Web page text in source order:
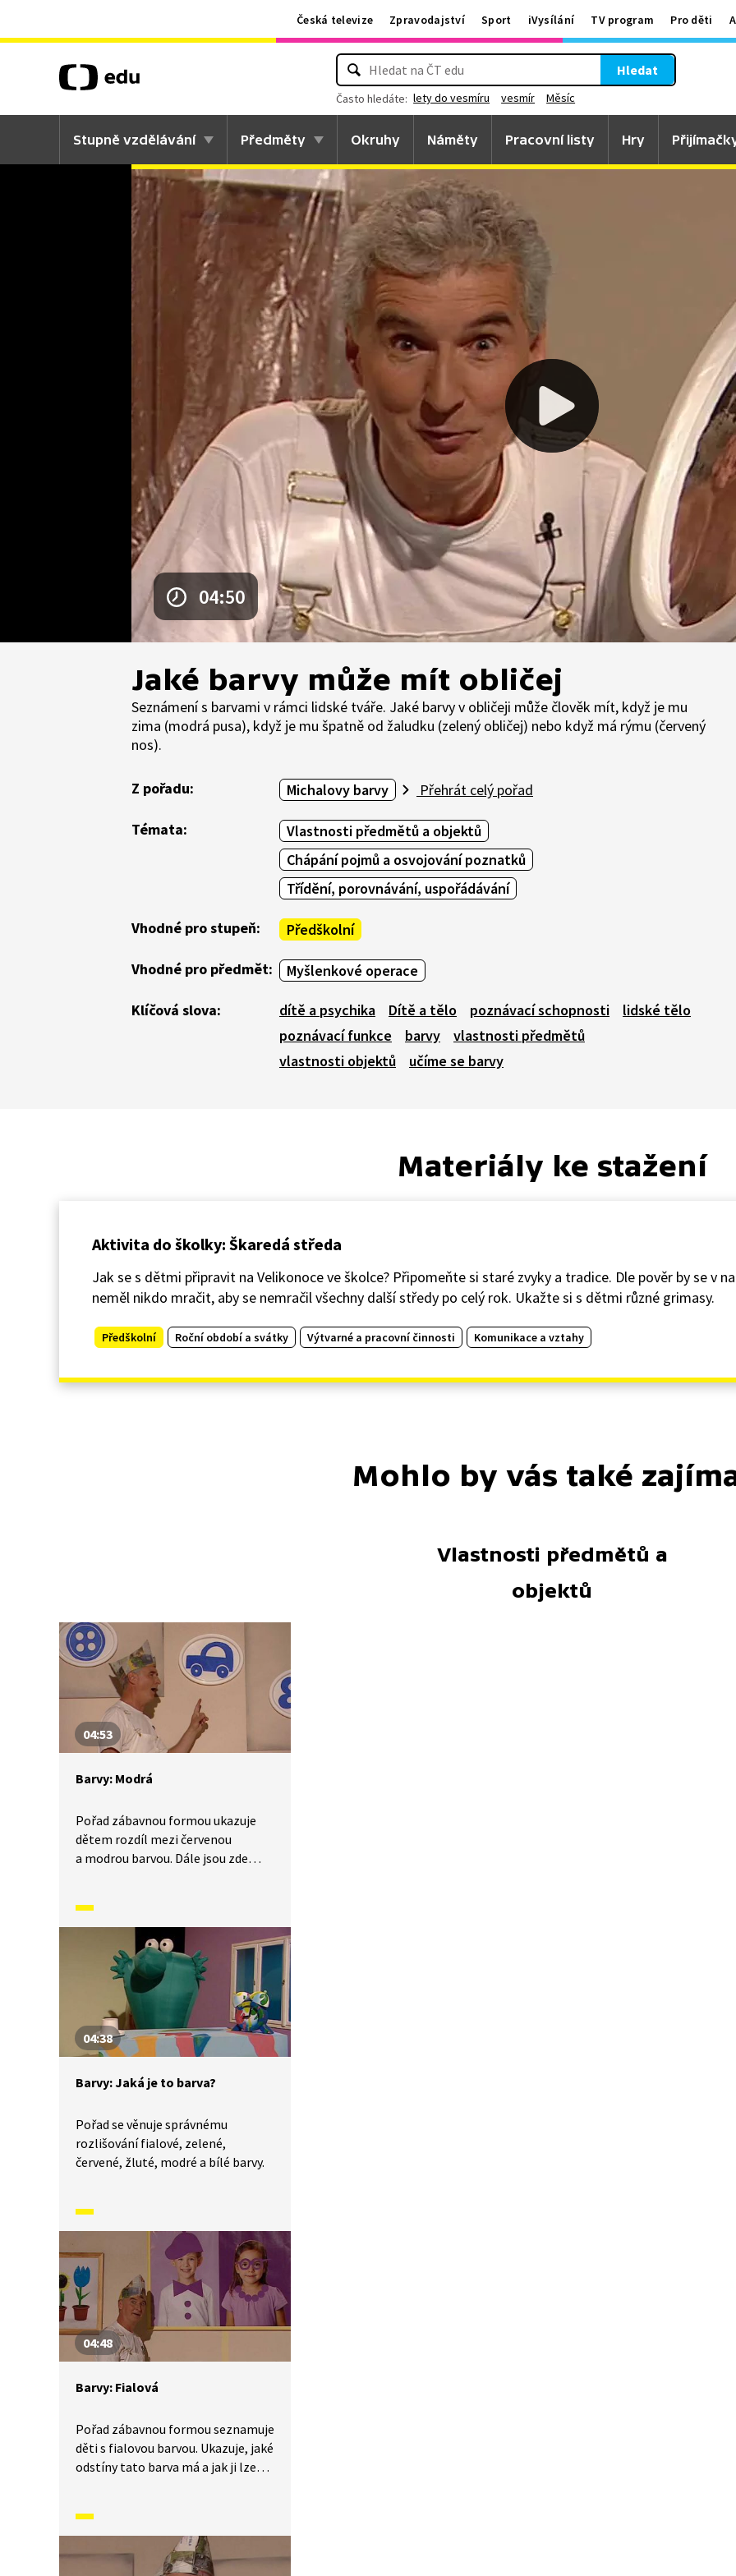
Česká televize Zpravodajství Sport iVysílání TV program Pro děti
Hledat
Často hledáte: lety do vesmíru vesmír Měsíc
Stupně vzdělávání Předměty Okruhy Náměty Pracovní listy Hry
04:50
Jaké barvy může mít obličej
Seznámení s barvami v rámci lidské tváře. Jaké barvy v obličeji může člověk mít, když je mu
zima (modrá pusa), když je mu špatně od žaludku (zelený obličej) nebo když má rýmu (červený
nos).
Z pořadu: Michalovy barvy Přehrát celý pořad
Témata:
Vlastnosti předmětů a objektů
Chápání pojmů a osvojování poznatků
Třídění, porovnávání, uspořádávání
Vhodné pro stupeň: Předškolní
Vhodné pro předmět: Myšlenkové operace
Klíčová slova: dítě a psychika Dítě a tělo poznávací schopnosti
lidské tělo
poznávací funkce
barvy
vlastnosti předmětů
vlastnosti objektů
učíme se barvy
Materiály ke stažení
Aktivita do školky: Škaredá středa
Jak se s dětmi připravit na Velikonoce ve školce? Připomeňte si staré zvyky a tradice. Dle pověr by se v
neměl nikdo mračit, aby se nemračil všechny další středy po celý rok. Ukažte si s dětmi různé grimasy.
Předškolní Roční období a svátky Výtvarné a pracovní činnosti Komunikace a vztahy
Mohlo by vás také
Vlastnosti předmětů a
objektů
04:53
Barvy: Modrá
Pořad zábavnou formou ukazuje
dětem rozdíl mezi červenou
a modrou barvou. Dále jsou zde
04:38
Barvy: Jaká je to barva?
Pořad se věnuje správnému
rozlišování fialové, zelené,
červené, žluté, modré a bílé barvy.
04:48
Barvy: Fialová
Pořad zábavnou formou seznamuje
děti s fialovou barvou. Ukazuje, jaké
odstíny tato barva má a jak ji lze